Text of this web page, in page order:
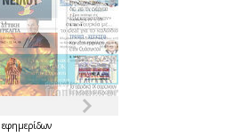
εφημερίδων